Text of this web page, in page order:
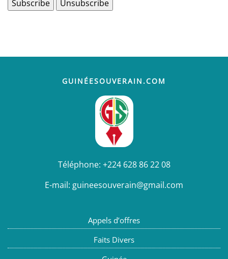
GUINÉESOUVERAIN.COM
Téléphone: +224 628 86 22 08
E-mail: guineesouverain@gmail.com
Appels d’offres
Faits Divers